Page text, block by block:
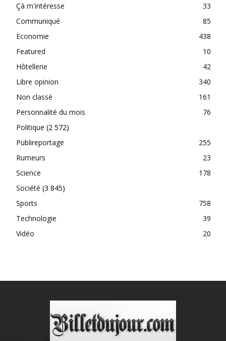
Çà m'intéresse
33
Communiqué
85
Economie
438
Featured
10
Hôtellerie
42
Libre opinion
340
Non classé
161
Personnalité du mois
76
Politique (2 572)
Publireportage
255
Rumeurs
23
Science
178
Société (3 845)
Sports
758
Technologie
39
Vidéo
20